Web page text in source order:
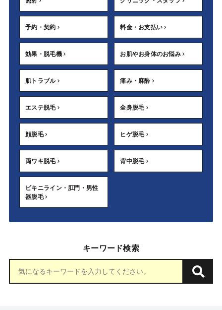
予約・契約 料金・お支払い
効果・脱毛機 お肌やお身体のお悩み
肌トラブル 痛み・麻酔
エステ脱毛 全身脱毛
顔脱毛 ヒゲ脱毛
両ワキ脱毛 背中脱毛
ビキニライン・肛門・男性
器脱毛
キーワード検索